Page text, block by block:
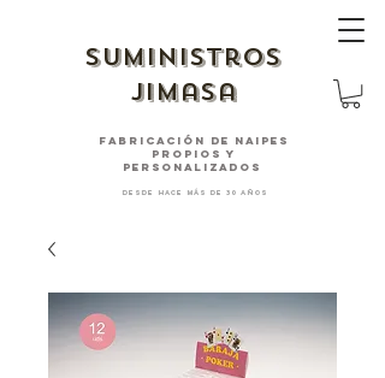
suministros
jimasa
fabricación de naipes
PROPIOS Y
PERSONALIZADOS
desde hace más de 30 años